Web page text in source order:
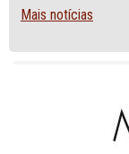
Mais notícias